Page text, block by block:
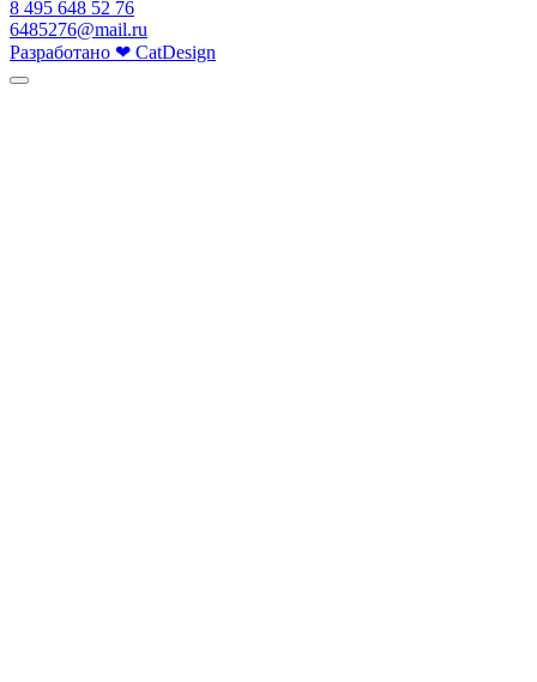
8 495 648 52 76
6485276@mail.ru
Разработано ❤ CatDesign